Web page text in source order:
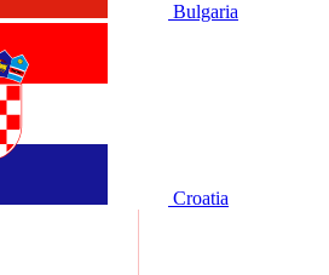
Bulgaria
Croatia